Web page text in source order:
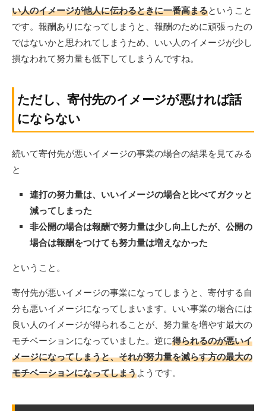
い人のイメージが他人に伝わるときに一番高まるということ
です。報酬ありになってしまうと、報酬のために頑張ったの
ではないかと思われてしまうため、いい人のイメージが少し
損なわれて努力量も低下してしまうんですね。
ただし、寄付先のイメージが悪ければ話
にならない
続いて寄付先が悪いイメージの事業の場合の結果を見てみる
と
連打の努力量は、いいイメージの場合と比べてガクッと
減ってしまった
非公開の場合は報酬で努力量は少し向上したが、公開の
場合は報酬をつけても努力量は増えなかった
ということ。
寄付先が悪いイメージの事業になってしまうと、寄付する自
分も悪いイメージになってしまいます。いい事業の場合には
良い人のイメージが得られることが、努力量を増やす最大の
モチベーションになっていました。逆に得られるのが悪いイ
メージになってしまうと、それが努力量を減らす方の最大の
モチベーションになってしまうようです。